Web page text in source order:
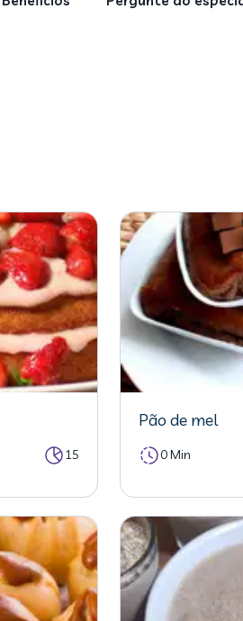
15
Pão de mel
0 Min